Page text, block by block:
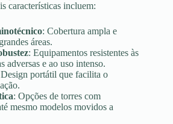
características incluem:
: Cobertura ampla e
áreas.
: Equipamentos resistentes às
adversas e ao uso intenso.
portátil que facilita o
: Opções de torres com
mesmo modelos movidos a